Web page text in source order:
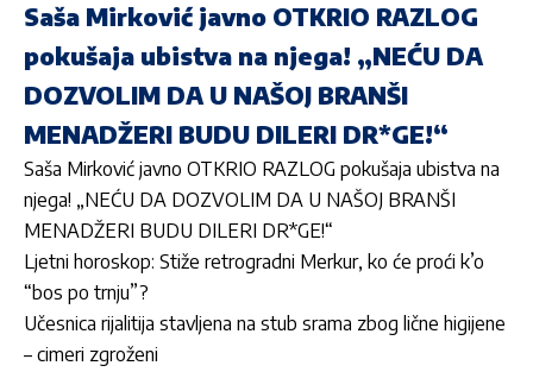
Saša Mirković javno OTKRIO RAZLOG
pokušaja ubistva na njega! „NEĆU DA
DOZVOLIM DA U NAŠOJ BRANŠI
MENADŽERI BUDU DILERI DR*GE!“
Saša Mirković javno OTKRIO RAZLOG pokušaja ubistva na
njega! „NEĆU DA DOZVOLIM DA U NAŠOJ BRANŠI
MENADŽERI BUDU DILERI DR*GE!“
Ljetni horoskop: Stiže retrogradni Merkur, ko će proći k’o
“bos po trnju”?
Učesnica rijalitija stavljena na stub srama zbog lične higijene
– cimeri zgroženi